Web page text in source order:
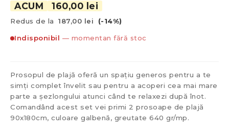
ACUM 160,00 lei
Redus de la 187,00 lei (-14%)
Indisponibil — momentan fără stoc
Prosopul de plajă oferă un spațiu generos pentru a te
simți complet învelit sau pentru a acoperi cea mai mare
parte a șezlongului atunci când te relaxezi după înot.
Comandând acest set vei primi 2 prosoape de plajă
90x180cm, culoare galbenă, greutate 640 gr/mp.